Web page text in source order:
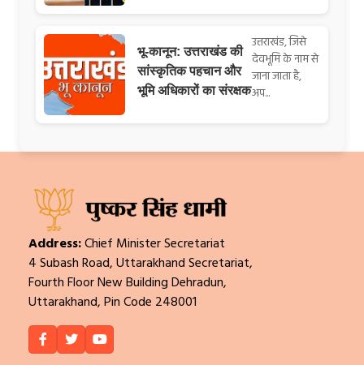
भू-कानून: उत्तराखंड की
सांस्कृतिक पहचान और
भूमि अधिकारों का संरक्षक
उत्तराखंड, जिसे
देवभूमि के नाम से
जाना जाता है,
अप...
Address:Chief Minister Secretariat
4 Subash Road, Uttarakhand Secretariat,
Fourth Floor New Building Dehradun,
Uttarakhand, Pin Code 248001